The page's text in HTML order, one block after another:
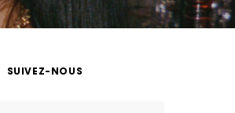
SUIVEZ-NOUS